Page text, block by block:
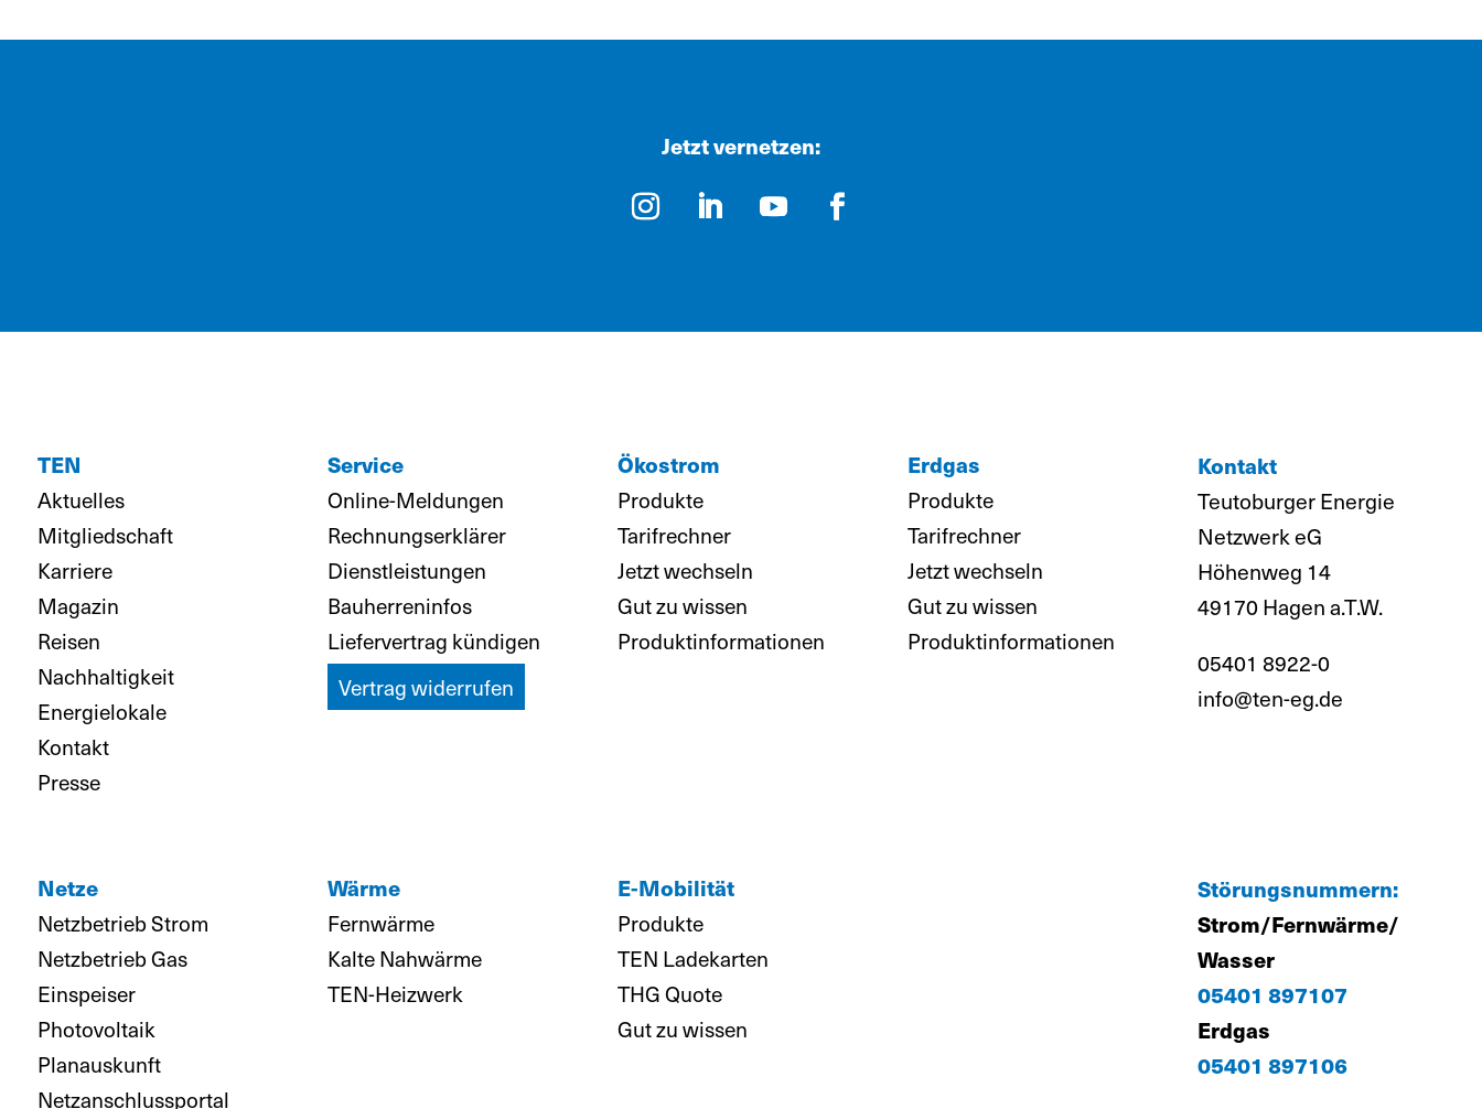
Jetzt vernetzen:
TEN
Aktuelles
Mitgliedschaft
Karriere
Magazin
Reisen
Nachhaltigkeit
Energielokale
Kontakt
Presse
Service
Online-Meldungen
Rechnungserklärer
Dienstleistungen
Bauherreninfos
Liefervertrag kündigen
Vertrag widerrufen
Ökostrom
Produkte
Tarifrechner
Jetzt wechseln
Gut zu wissen
Produktinformationen
Erdgas
Produkte
Tarifrechner
Jetzt wechseln
Gut zu wissen
Produktinformationen
Kontakt
Teutoburger Energie
Netzwerk eG
Höhenweg 14
49170 Hagen a.T.W.
05401 8922-0
info@ten-eg.de
Netze
Netzbetrieb Strom
Netzbetrieb Gas
Einspeiser
Photovoltaik
Planauskunft
Netzanschlussportal
Wärme
Fernwärme
Kalte Nahwärme
TEN-Heizwerk
E-Mobilität
Produkte
TEN Ladekarten
THG Quote
Gut zu wissen
Störungsnummern:
Strom/Fernwärme/
Wasser
05401 897107
Erdgas
05401 897106